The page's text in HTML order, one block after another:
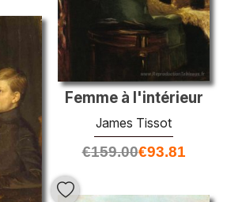
Femme à l'intérieur
James Tissot
€159.00€93.81